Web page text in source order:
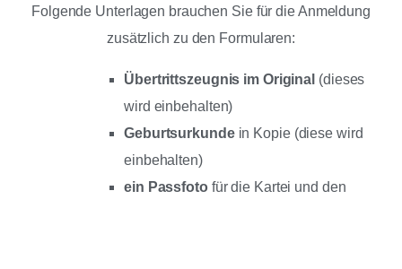
Folgende Unterlagen brauchen Sie für die Anmeldung
zusätzlich zu den Formularen:
Übertrittszeugnis im Original (dieses
wird einbehalten)
Geburtsurkunde in Kopie (diese wird
einbehalten)
ein Passfotofür die Kartei und den